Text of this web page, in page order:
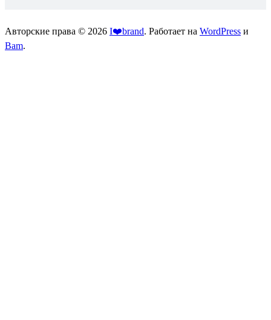
Авторские права © 2026 I❤️brand. Работает на WordPress и
Bam.